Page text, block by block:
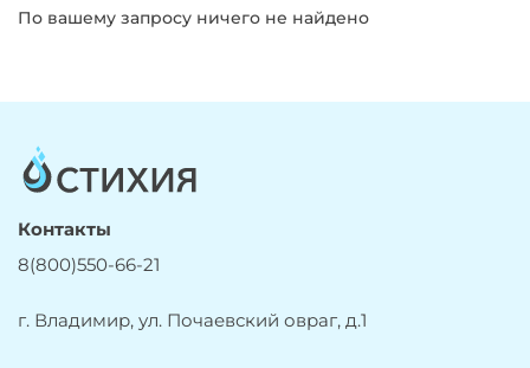
По вашему запросу ничего не найдено
Контакты
8(800)550-66-21
г. Владимир, ул. Почаевский овраг, д.1